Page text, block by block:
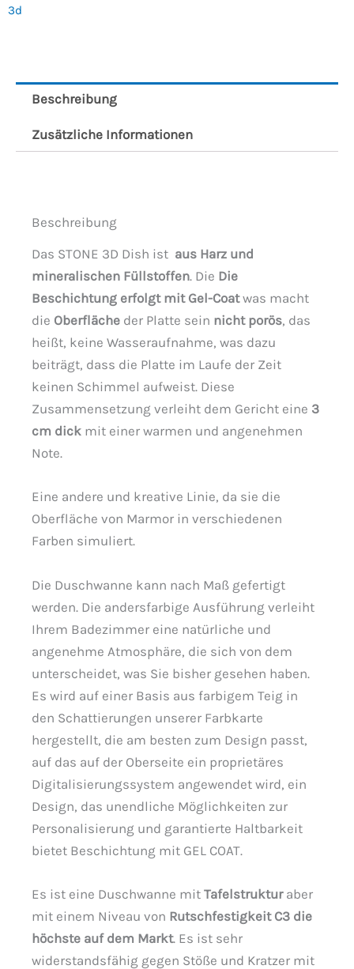
3d
Beschreibung
Zusätzliche Informationen
Beschreibung
Das STONE 3D Dish ist aus Harz und
mineralischen Füllstoffen. Die Die
Beschichtung erfolgt mit Gel-Coatwas macht
die Oberfläche der Platte sein nicht porös, das
heißt, keine Wasseraufnahme, was dazu
beiträgt, dass die Platte im Laufe der Zeit
keinen Schimmel aufweist. Diese
Zusammensetzung verleiht dem Gericht eine 3
cm dick mit einer warmen und angenehmen
Note.
Eine andere und kreative Linie, da sie die
Oberfläche von Marmor in verschiedenen
Farben simuliert.
Die Duschwanne kann nach Maß gefertigt
werden. Die andersfarbige Ausführung verleiht
Ihrem Badezimmer eine natürliche und
angenehme Atmosphäre, die sich von dem
unterscheidet, was Sie bisher gesehen haben.
Es wird auf einer Basis aus farbigem Teig in
den Schattierungen unserer Farbkarte
hergestellt, die am besten zum Design passt,
auf das auf der Oberseite ein proprietäres
Digitalisierungssystem angewendet wird, ein
Design, das unendliche Möglichkeiten zur
Personalisierung und garantierte Haltbarkeit
bietet Beschichtung mit GEL COAT.
Es ist eine Duschwanne mit Tafelstrukturaber
mit einem Niveau von Rutschfestigkeit C3 die
höchste auf dem Markt. Es ist sehr
widerstandsfähig gegen Stöße und Kratzer mit